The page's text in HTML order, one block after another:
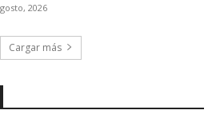
2026
Cargar más